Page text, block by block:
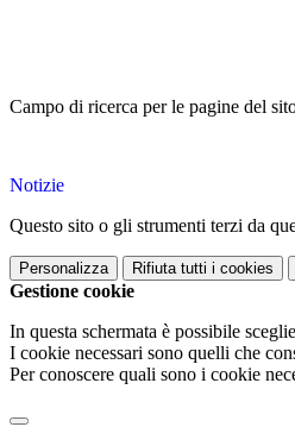
Campo di ricerca per le pagine del
Notizie
Questo sito o gli strumenti terzi da
Personalizza Rifiuta tutti i cookies
Gestione cookie
In questa schermata è possibile
I cookie necessari sono quelli che
Per conoscere quali sono i cookie